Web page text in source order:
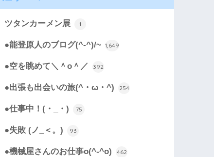
ツタンカーメン展 1
●能登原人のブログ(^-^)/~ 1,649
●空を眺めて＼＾o＾／ 392
●出張も出会いの旅(^・ω・^) 254
●仕事中！(・_・) 75
●失敗 (ノ_＜。) 93
●機械屋さんのお仕事o(^-^o) 462